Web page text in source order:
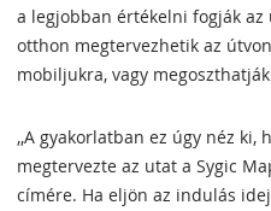
a legjobban értékelni fogják
otthon megtervezhetik az
mobiljukra, vagy
,,A gyakorlatban ez úgy néz ki,
megtervezte az utat a Sygic
címére. Ha eljön az indulás